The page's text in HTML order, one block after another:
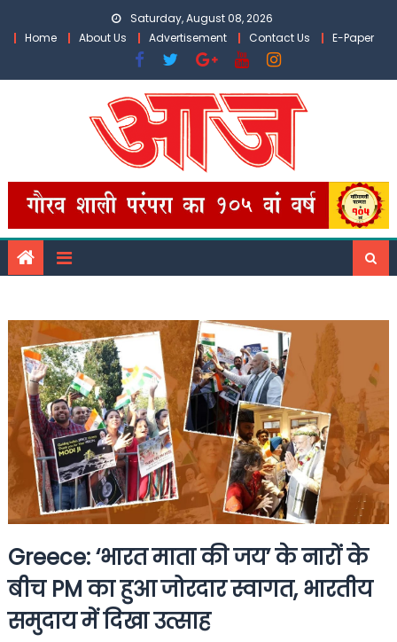
Saturday, August 08, 2026
Home
About Us Advertisement Contact Us E-Paper
Greece: ‘भारत माता की जय’ के नारों के
बीच PM का हुआ जोरदार स्वागत, भारतीय
समुदाय में दिखा उत्साह